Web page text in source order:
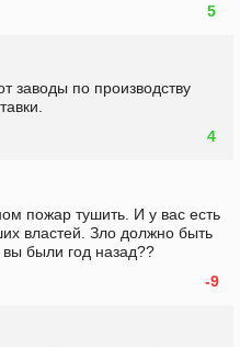
5
заводы по производству
4
пожар тушить. И у вас есть
властей. Зло должно быть
вы были год назад??
-9